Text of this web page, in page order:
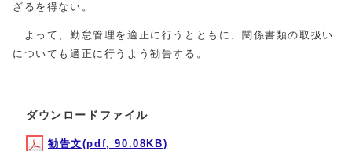
ざるを得ない。
よって、勤怠管理を適正に行うとともに、関係書類の取扱い
についても適正に行うよう勧告する。
ダウンロードファイル
勧告文(pdf, 90.08KB)